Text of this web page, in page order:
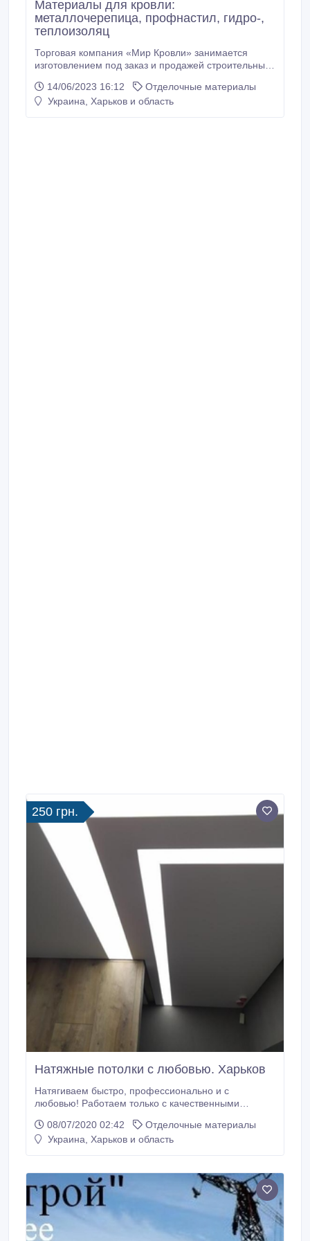
Материалы для кровли:
металлочерепица, профнастил, гидро-,
теплоизоляц
Торговая компания «Мир Кровли» занимается
изготовлением под заказ и продажей строительных
крыш. Мы предлагаем недорого купить
высококачественную металлочерепицу следующих
14/06/2023 16:12
Отделочные материалы
Украина, Харьков и область
250 грн.
Натяжные потолки с любовью. Харьков
Натягиваем быстро, профессионально и с
любовью! Работаем только с качественными
Выполняем монтаж в короткие сроки. 2 часа и
потолок полностью готов. Только
08/07/2020 02:42
Отделочные материалы
Украина, Харьков и область